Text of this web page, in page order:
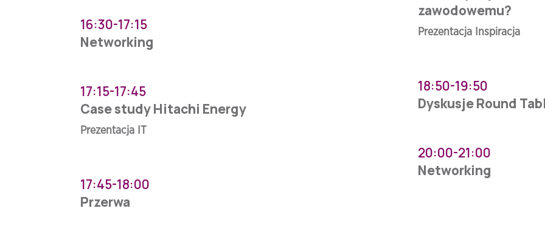
16:30-17:15
Networking
17:15-17:45
Case study Hitachi Energy
Prezentacja IT
17:45-18:00
Przerwa
zawodowemu?
Prezentacja Inspiracja
18:50-19:50
Dyskusje Round
20:00-21:00
Networking